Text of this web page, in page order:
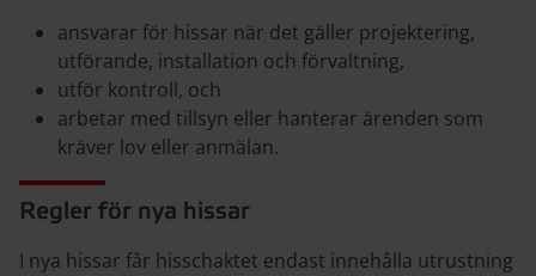
ansvarar för hissar när det gäller projektering,
utförande, installation och förvaltning,
utför kontroll, och
arbetar med tillsyn eller hanterar ärenden som
kräver lov eller anmälan.
Regler för nya hissar
I nya hissar får hisschaktet endast innehålla utrustning